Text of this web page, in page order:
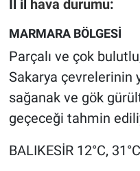
İl il hava durumu:
MARMARA BÖLGESİ
Parçalı ve çok
Sakarya çevrelerinin
sağanak ve gök
geçeceği tahmin
BALIKESİR 12°C, 31°C